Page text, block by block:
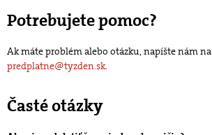
Potrebujete pomoc?
Ak máte problém alebo otázku, napíšte nám na
predplatne@tyzden.sk.
Časté otázky